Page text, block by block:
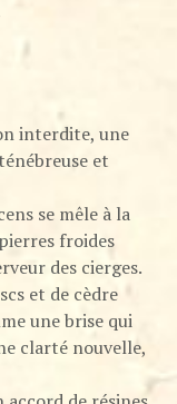
interdite, une
et
se mêle à la
froides
des cierges.
et de cèdre
une brise qui
clarté nouvelle,